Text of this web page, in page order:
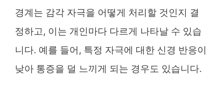
경계는 감각 자극을 어떻게 처리할 것인지 결
정하고, 이는 개인마다 다르게 나타날 수 있습
니다. 예를 들어, 특정 자극에 대한 신경 반응이
낮아 통증을 덜 느끼게 되는 경우도 있습니다.